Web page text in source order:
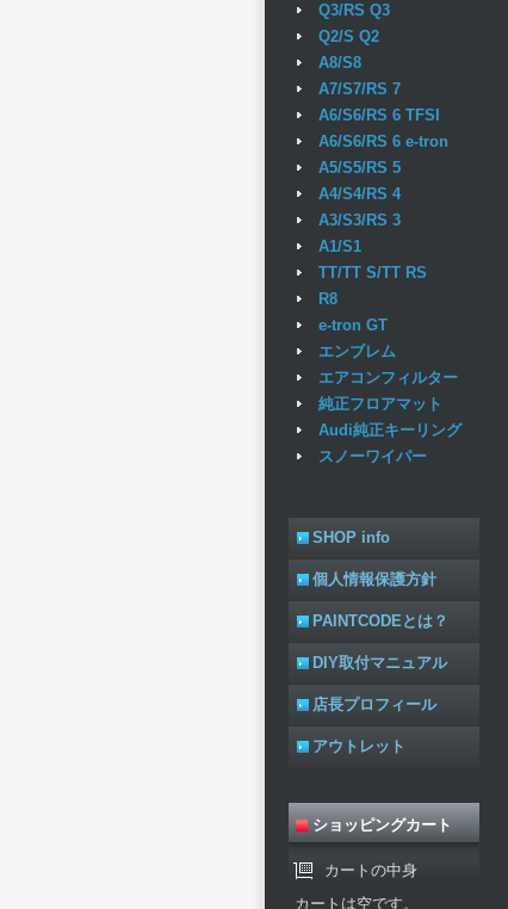
Q3/RS Q3
Q2/S Q2
A8/S8
A7/S7/RS 7
A6/S6/RS 6 TFSI
A6/S6/RS 6 e-tron
A5/S5/RS 5
A4/S4/RS 4
A3/S3/RS 3
A1/S1
TT/TT S/TT RS
R8
e-tron GT
エンブレム
エアコンフィルター
純正フロアマット
Audi純正キーリング
スノーワイパー
SHOP info
個人情報保護方針
PAINTCODEとは？
DIY取付マニュアル
店長プロフィール
アウトレット
ショッピングカート
カートの中身
カートは空です。